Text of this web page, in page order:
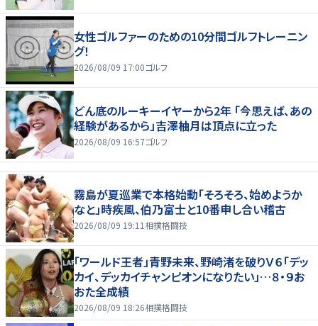
女性ゴルファーのための10分間ゴルフトレーニン
グ！
2026/08/09 17:00ゴルフ
どん底のルーキーイヤーから2年 「今思えば、あの
経験があるから」吉澤柚月は頂点に立った
2026/08/09 16:57ゴルフ
霧島が夏巡業で本格始動「そろそろ、始めようか
なと」時疾風、伯乃富士と10番申し合い稽古
2026/08/09 19:11相撲格闘技
「ワールド王者」青野未来、野崎渚を破りＶ６「デッ
カイ、デッカイチャンピオンになりたい」…８・９お
おた全成績
2026/08/09 18:26相撲格闘技